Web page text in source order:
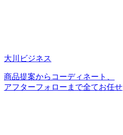
大川ビジネス
商品提案からコーディネート、
アフターフォローまで全てお任せ